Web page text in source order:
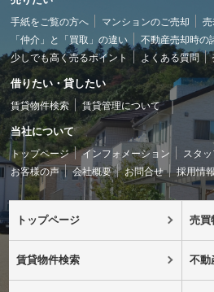
手紙をご覧の方へ マンションのご売却
「仲介」と「買取」の違い
不動産売却時の
少しでも高く売るポイント
よくある質問
借りたい・貸したい
賃貸物件検索 賃貸管理について
当社について
トップページ インフォメーション スタ
お客様の声
会社概要 お問合せ 採用情
トップページ 売買
賃貸物件検索 不動